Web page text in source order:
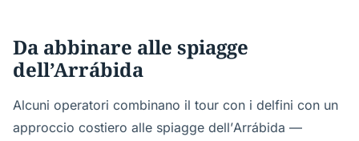
Da abbinare alle spiagge
dell’Arrábida
Alcuni operatori combinano il tour con i delfini con un
approccio costiero alle spiagge dell’Arrábida —